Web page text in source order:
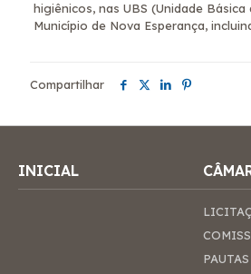
higiênicos, nas UBS (Unidade Básica
Município de Nova Esperança,
Compartilhar
INICIAL